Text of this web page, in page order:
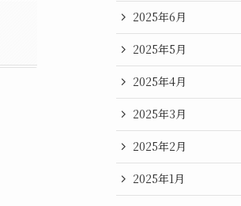
2025年6月
2025年5月
2025年4月
2025年3月
2025年2月
2025年1月